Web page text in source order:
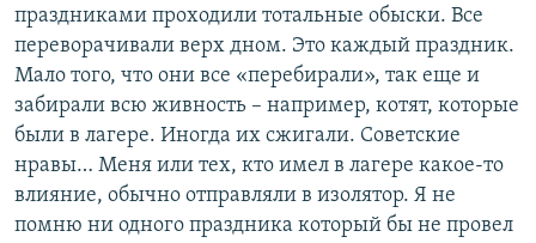
праздниками проходили тотальные обыски. Все
переворачивали верх дном. Это каждый праздник.
Мало того, что они все «перебирали», так еще и
забирали всю живность – например, котят, которые
были в лагере. Иногда их сжигали. Советские
нравы… Меня или тех, кто имел в лагере какое-то
влияние, обычно отправляли в изолятор. Я не
помню ни одного праздника который бы не провел